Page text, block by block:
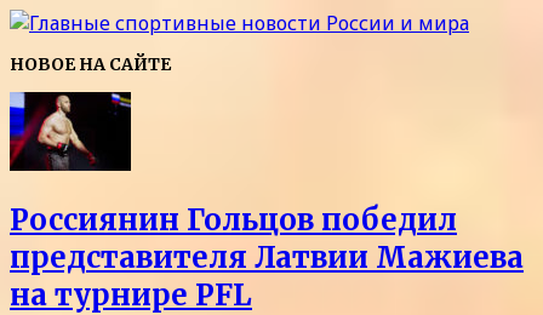
НОВОЕ НА САЙТЕ
Россиянин Гольцов победил
представителя Латвии Мажиева
на турнире PFL